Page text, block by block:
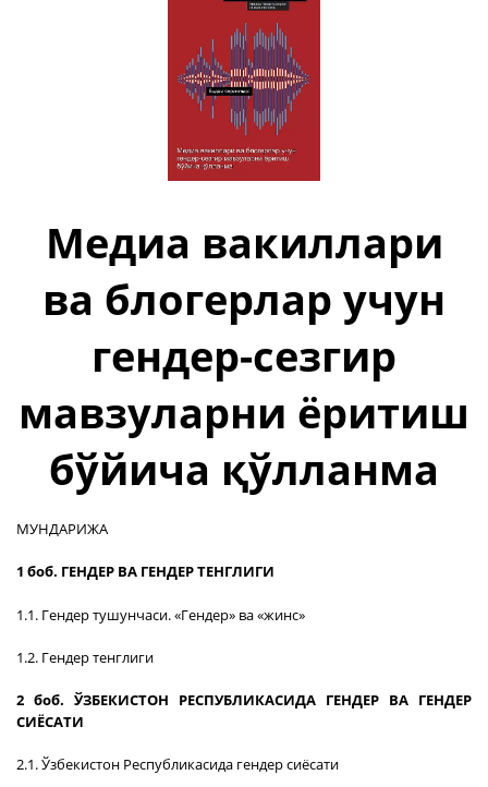
Медиа вакиллари
ва блогерлар учун
гендер-сезгир
мавзуларни ёритиш
бўйича қўлланма
МУНДАРИЖА
1 боб. ГЕНДЕР ВА ГЕНДЕР ТЕНГЛИГИ
1.1. Гендер тушунчаси. «Гендер» ва «жинс»
1.2. Гендер тенглиги
2 боб. ЎЗБЕКИСТОН РЕСПУБЛИКАСИДА ГЕНДЕР ВА ГЕНДЕР
СИЁСАТИ
2.1. Ўзбекистон Республикасида гендер сиёсати